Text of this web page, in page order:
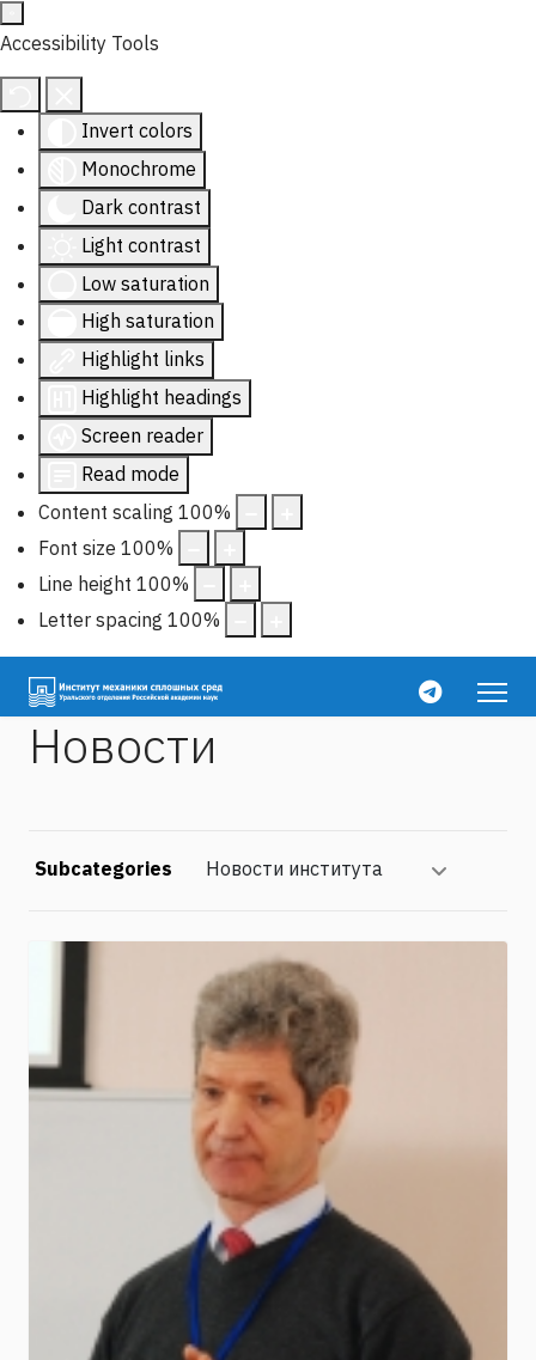
Accessibility Tools
Invert colors
Monochrome
Dark contrast
Light contrast
Low saturation
High saturation
Highlight links
Highlight headings
Screen reader
Read mode
Content scaling 100%
Font size 100%
Line height 100%
Letter spacing 100%
Новости
Subcategories Новости института